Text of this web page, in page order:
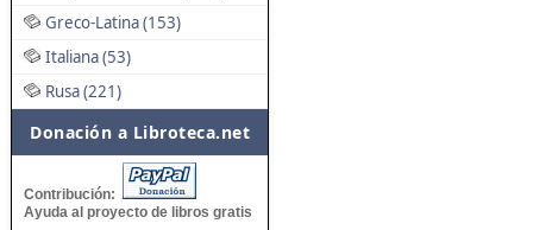
Greco-Latina (153)
Italiana (53)
Rusa (221)
Donación a Libroteca.net
Contribución:
Ayuda al proyecto de libros gratis